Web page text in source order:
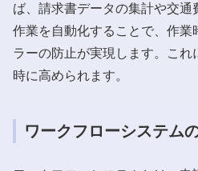
ば、請求書データの集計や交通
作業を自動化することで、作業
ラーの防止が実現します。これ
時に高められます。
ワークフローシステム